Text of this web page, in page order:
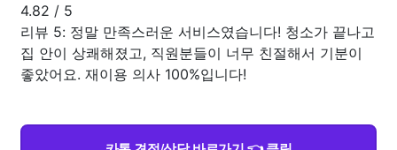
4.82 / 5
리뷰 5: 정말 만족스러운 서비스였습니다! 청소가 끝나고
집 안이 상쾌해졌고, 직원분들이 너무 친절해서 기분이
좋았어요. 재이용 의사 100%입니다!